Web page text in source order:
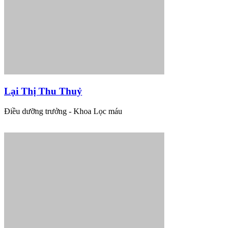
Lại Thị Thu Thuỷ
Điều dưỡng trưởng - Khoa Lọc máu